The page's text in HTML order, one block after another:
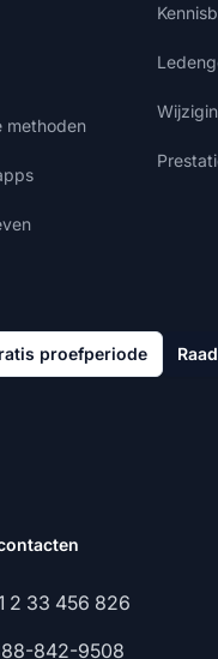
methoden
proefperiode
2 33 456 826
842-9508